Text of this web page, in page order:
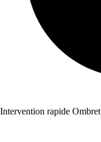
Intervention rapide Ombret